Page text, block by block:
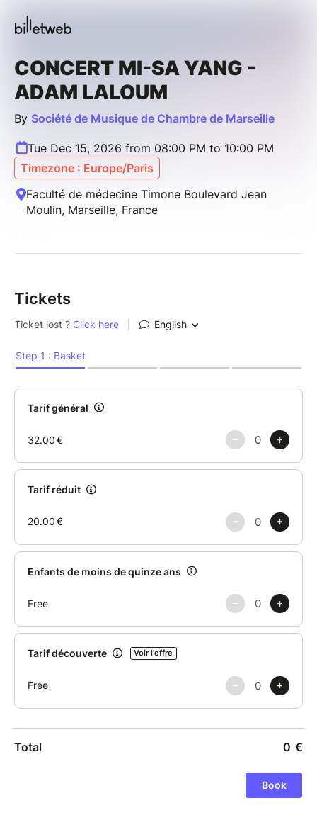
CONCERT MI-SA YANG -
ADAM LALOUM
By Société de Musique de Chambre de Marseille
Tue Dec 15, 2026 from 08:00 PM to 10:00 PM
Timezone : Europe/Paris
Faculté de médecine Timone Boulevard Jean
Moulin, Marseille, France
Tickets